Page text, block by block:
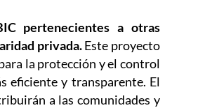
pertenecientes a otras
privada.Este proyecto
la protección y el control
eficiente y transparente. El
a las comunidades y